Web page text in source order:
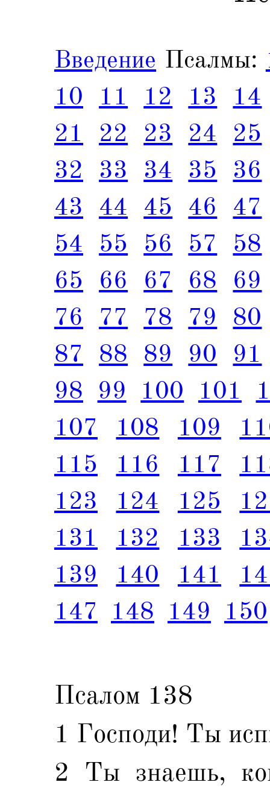
Введение Псалмы:
10
11 12 13
14
21
22 23 24
25
32
33 34 35
36
43
44 45 46
47
54
55 56 57
58
65
66 67 68
69
76
77 78 79
80
87
88 89 90
91
98 99 100 101
107
108 109
115
116 117
123
124 125
131
132 133
139
140 141
147
148 149 150
Псалом 138
1 Господи! Ты
2 Ты знаешь,